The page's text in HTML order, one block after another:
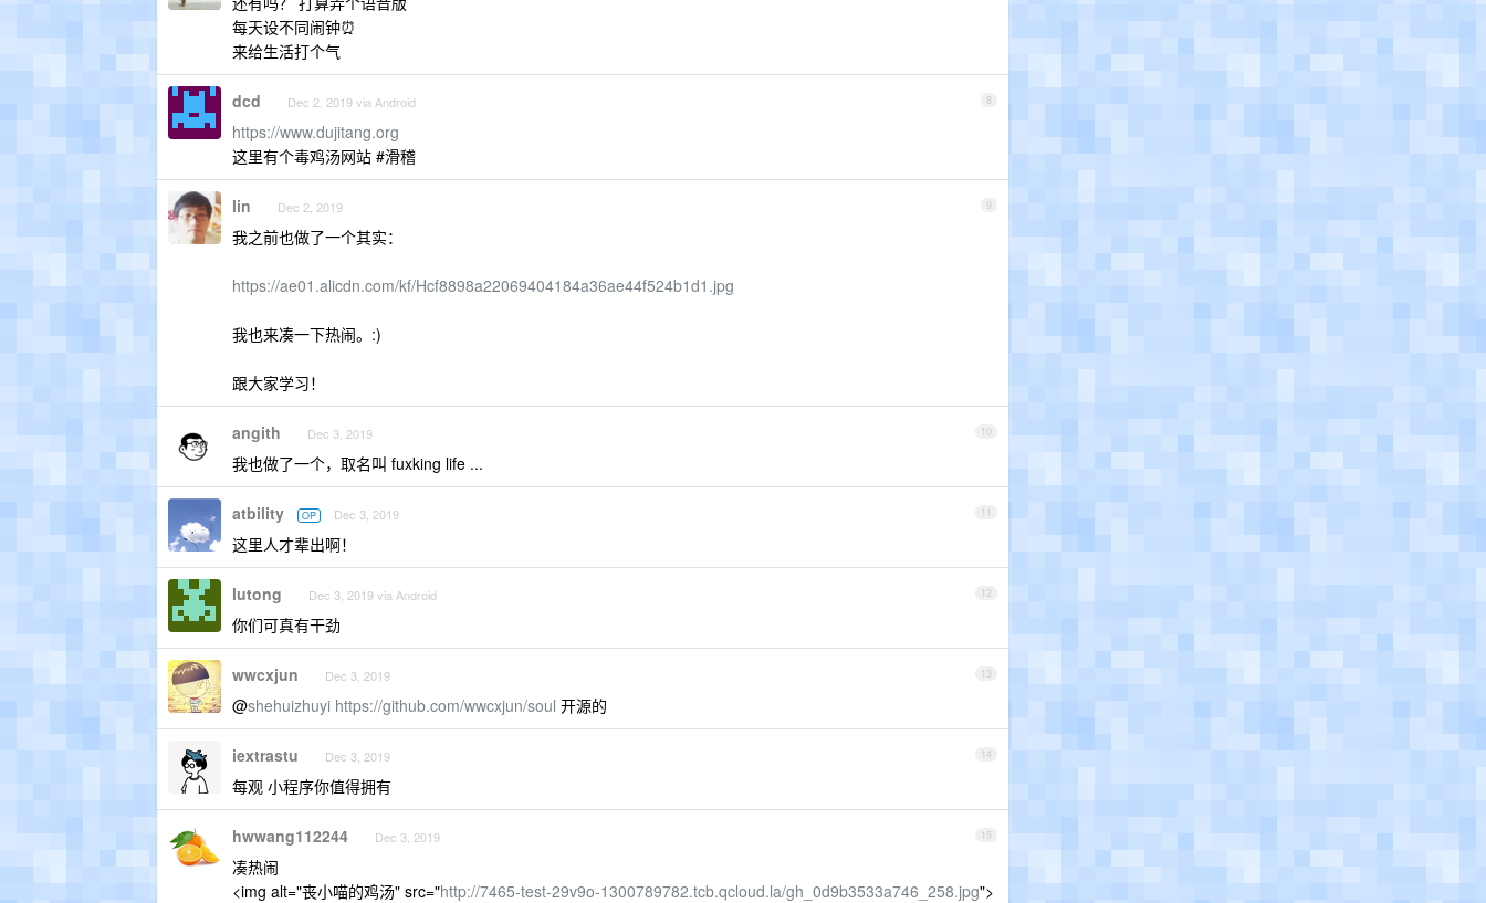
每天设不同闹钟⏰
来给生活打个气
8
dcd Dec 2, 2019 via Android
https://www.dujitang.org
这里有个毒鸡汤网站 #滑稽
9
lin Dec 2, 2019
我之前也做了一个其实：
https://ae01.alicdn.com/kf/Hcf8898a22069404184a36ae44f524b1d1.jpg
我也来凑一下热闹。:)
跟大家学习！
10
angith Dec 3, 2019
我也做了一个，取名叫 fuxking life ...
11
atbility OP Dec 3, 2019
这里人才辈出啊！
12
lutong Dec 3, 2019 via Android
你们可真有干劲
13
wwcxjun Dec 3, 2019
@shehuizhuyi https://github.com/wwcxjun/soul 开源的
14
iextrastu Dec 3, 2019
每观 小程序你值得拥有
15
hwwang112244 Dec 3, 2019
凑热闹
<img alt="丧小喵的鸡汤" src="http://7465-test-29v9o-1300789782.tcb.qcloud.la/gh_0d9b3533a746_258.jpg">